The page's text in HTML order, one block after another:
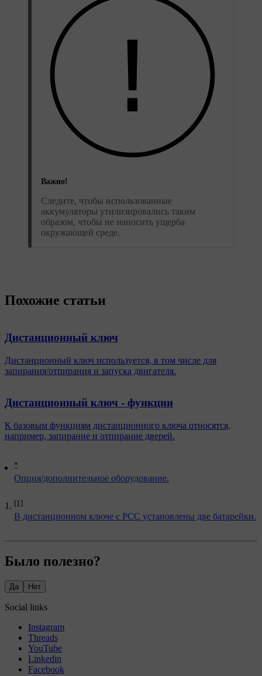
Важно!
Следите, чтобы использованные
аккумуляторы утилизировались таким
образом, чтобы не наносить ущерба
окружающей среде.
*
Опция/дополнительное оборудование.
[1]
В дистанционном ключе с РСС установлены две батарейки.
Похожие статьи
Дистанционный ключ
Дистанционный ключ используется, в том числе для
запирания/отпирания и запуска двигателя.
Дистанционный ключ - функции
К базовым функциям дистанционного ключа относятся,
например, запирание и отпирание дверей.
Было полезно?
Да Нет